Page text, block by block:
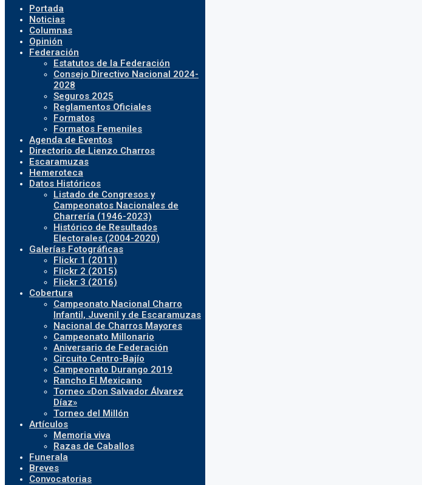
Portada
Noticias
Columnas
Opinión
Federación
Estatutos de la Federación
Consejo Directivo Nacional 2024-
2028
Seguros 2025
Reglamentos Oficiales
Formatos
Formatos Femeniles
Agenda de Eventos
Directorio de Lienzo Charros
Escaramuzas
Hemeroteca
Datos Históricos
Listado de Congresos y
Campeonatos Nacionales de
Charrería (1946-2023)
Histórico de Resultados
Electorales (2004-2020)
Galerías Fotográficas
Flickr 1 (2011)
Flickr 2 (2015)
Flickr 3 (2016)
Cobertura
Campeonato Nacional Charro
Infantil, Juvenil y de Escaramuzas
Nacional de Charros Mayores
Campeonato Millonario
Aniversario de Federación
Circuito Centro-Bajío
Campeonato Durango 2019
Rancho El Mexicano
Torneo «Don Salvador Álvarez
Díaz»
Torneo del Millón
Artículos
Memoria viva
Razas de Caballos
Funerala
Breves
Convocatorias